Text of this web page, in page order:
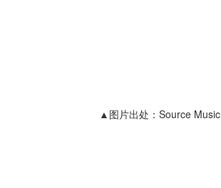
▲图片出处：Source Music